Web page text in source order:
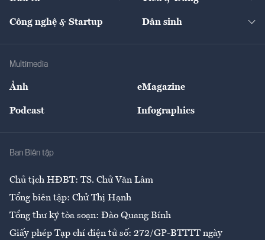
Tư vấn
Thị trường
Nông sản
Giải trí
Công nghệ & Startup Dân sinh
Multimedia
Ảnh eMagazine
Podcast Infographics
Ban Biên tập
Chủ tịch HĐBT: TS. Chử Văn Lâm
Tổng biên tập: Chử Thị Hạnh
Tổng thư ký tòa soạn: Đào Quang Bính
Giấy phép Tạp chí điện tử số: 272/GP-BTTTT ngày